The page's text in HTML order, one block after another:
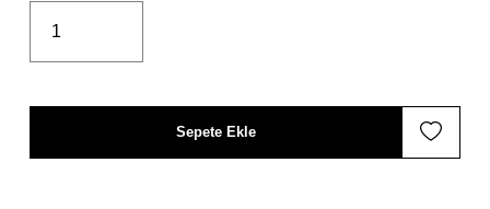
Sepete Ekle